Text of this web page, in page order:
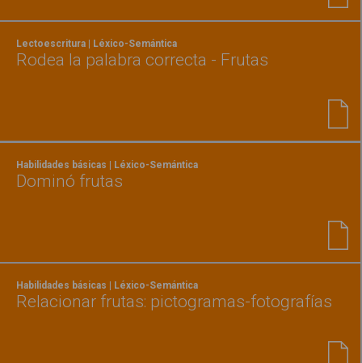
Lectoescritura | Léxico-Semántica
Rodea la palabra correcta - Frutas
Habilidades básicas | Léxico-Semántica
Dominó frutas
Habilidades básicas | Léxico-Semántica
Relacionar frutas: pictogramas-fotografías